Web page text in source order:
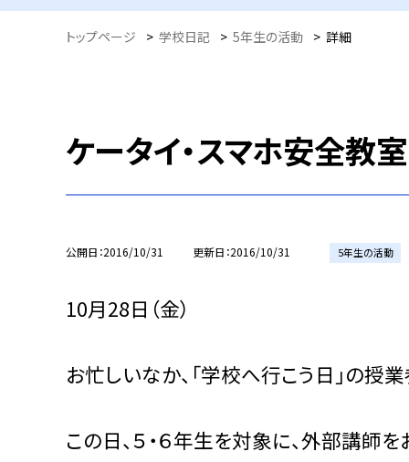
トップページ > 学校日記 > 5年生の活動 > 詳細
ケータイ・スマホ安全教室
公開日 2016/10/31 更新日 2016/10/31 5年生の活動
10月28日（金）
お忙しいなか、「学校へ行こう日」の授
この日、５・６年生を対象に、外部講師